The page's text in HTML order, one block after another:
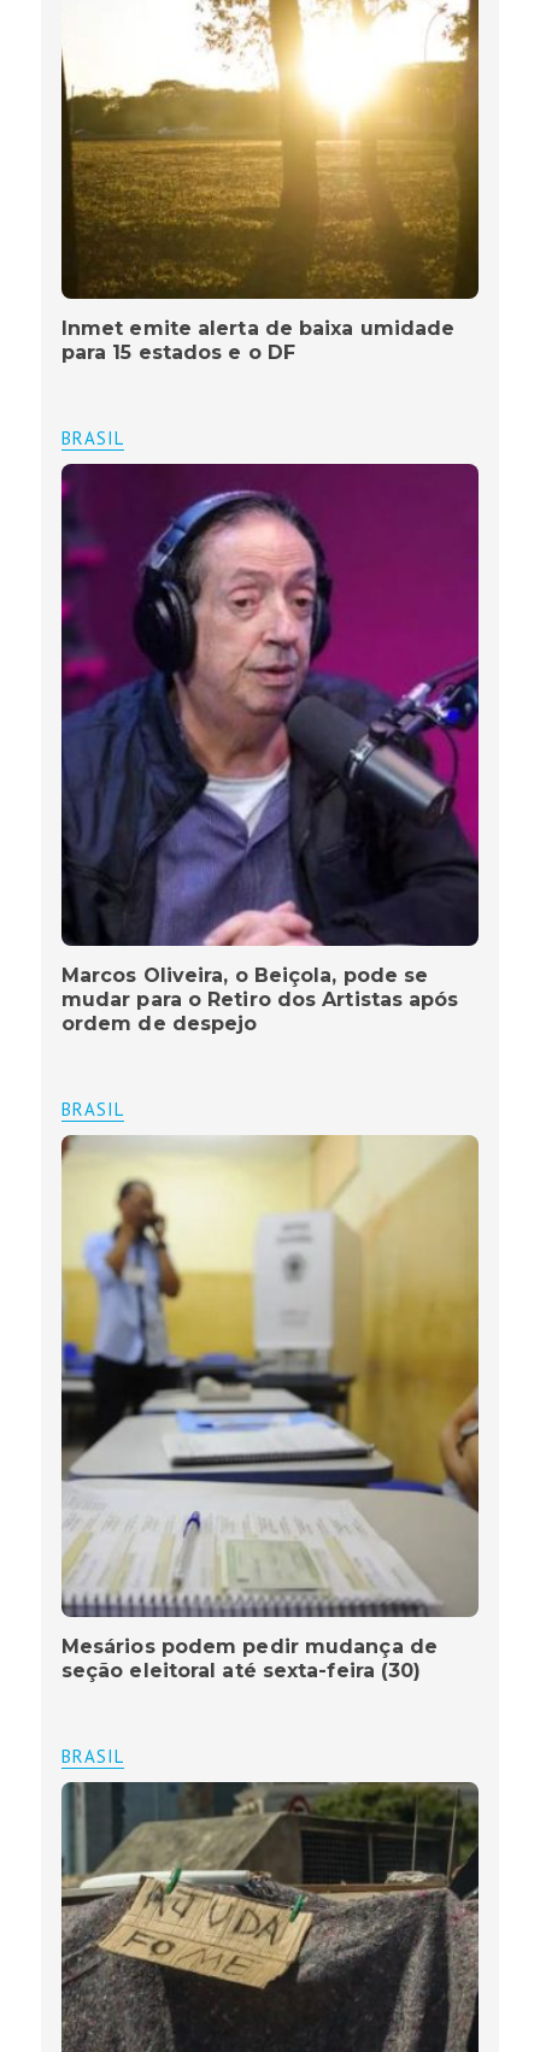
Inmet emite alerta de baixa umidade
para 15 estados e o DF
BRASIL
Marcos Oliveira, o Beiçola, pode se
mudar para o Retiro dos Artistas após
ordem de despejo
BRASIL
Mesários podem pedir mudança de
seção eleitoral até sexta-feira (30)
BRASIL